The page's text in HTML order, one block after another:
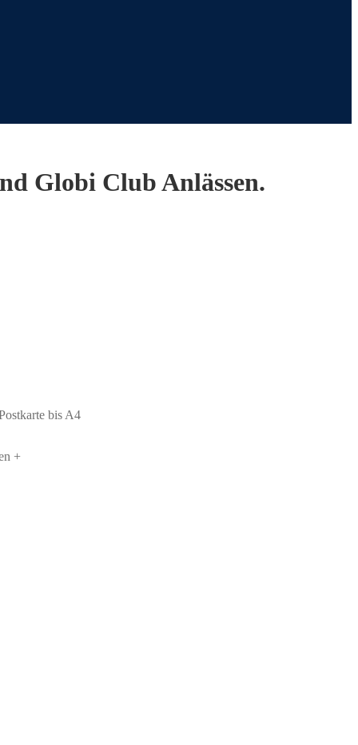
Globi Club Anlässen.
bis A4
+